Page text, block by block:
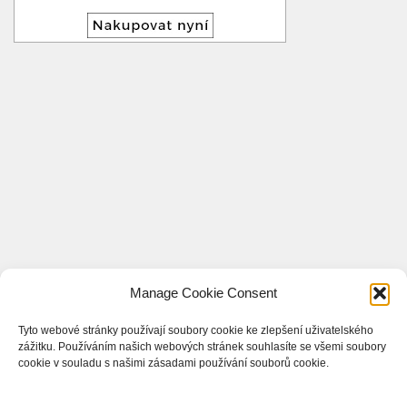
Manage Cookie Consent
Tyto webové stránky používají soubory cookie ke zlepšení uživatelského
zážitku. Používáním našich webových stránek souhlasíte se všemi soubory
cookie v souladu s našimi zásadami používání souborů cookie.